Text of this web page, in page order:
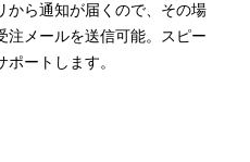
から通知が届くので、その場
注メールを送信可能。スピー
ートします。